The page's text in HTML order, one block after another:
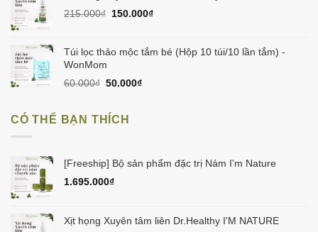
160.000₫.
215.000₫ Giá
215.000₫.
150.000₫Giá
là:
Túi lọc thảo mộc tắm bé (Hộp 10 túi/10 lần tắm) -
WonMom
60.000₫ Giá
60.000₫.
50.000₫Giá
CÓ THỂ BẠN THÍCH
[Freeship] Bộ sản phẩm đặc trị Nám I'm Nature
1.695.000₫
Xịt họng Xuyên tâm liên Dr.Healthy I'M NATURE